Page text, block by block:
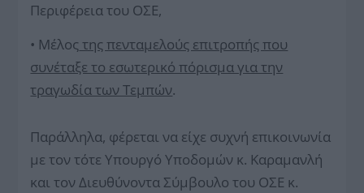
Περιφέρεια του ΟΣΕ,
• Μέλος της πενταμελούς επιτροπής που
συνέταξε το εσωτερικό πόρισμα για την
τραγωδία των Τεμπών.
Παράλληλα, φέρεται να είχε συχνή επικοινωνία
με τον τότε Υπουργό Υποδομών κ. Καραμανλή
και τον Διευθύνοντα Σύμβουλο του ΟΣΕ κ.